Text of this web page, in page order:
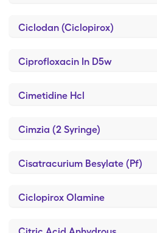
Ciclodan (Ciclopirox)
Ciprofloxacin In D5w
Cimetidine Hcl
Cimzia (2 Syringe)
Cisatracurium Besylate (Pf)
Ciclopirox Olamine